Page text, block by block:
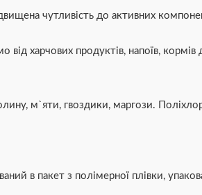
чутливість до активних
від харчових продуктів, напоїв,
м`яти, гвоздики, маргози.
в пакет з полімерної плівки,